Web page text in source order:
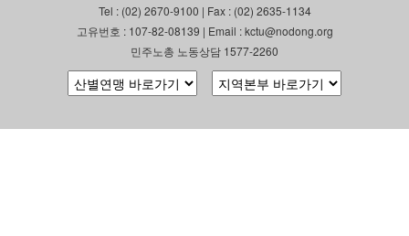
Tel : (02) 2670-9100 | Fax : (02) 2635-1134
고유번호 : 107-82-08139 | Email : kctu@nodong.org
민주노총 노동상담 1577-2260